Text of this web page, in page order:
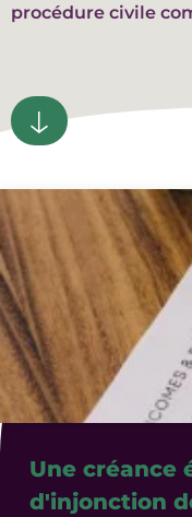
procédure civile
Une créance
d'injonction